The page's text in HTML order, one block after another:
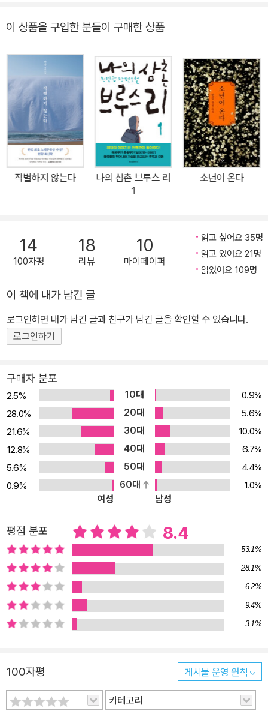
능하다. 미래 전망은 기억을 예언으로 승화하는 일이다. 과거를 재발
견, 재정의하지 않고서는 더 나은 세상을 꿈꿀 수 없다. 문학동네가 한
국문학전집을 새로 엮어내는 이유가 여기에 있다. 문학동네 한국문학
전집은 지난 20년간 문학동네를 통해 독자와 만나온 한국문학의 빛
나는 성취를 우선적으로 선정했다. 하지만 앞으로 세대와 장르 등 범
위를 확대하면서 21세기 한국문학의 정전을 완성하고, 한국문학의 특
수성을 세계문학의 보편성과 접목시키는 매개 역할을 수행해나갈 것
이다. 문학동네 한국문학전집 019 천명관 장편소설 고래 제10회 문
학동네소설상 수상작인, 천명관의 『고래』(2004)는 지금까지의 소설
문법과 그 궤를 전혀 달리하는 작품으로, ‘노파-금복-춘희’로 이어지
담, 사회 괴담, 무협지 등 소설적 토양에 뿌리를 두고 있으면서도 어느
순간 이를 훌쩍 뛰어넘는 이야기들이 꼬리에 꼬리를 물고 이어지면서
한국소설의 외연을 한층 더 확장시켰다는 평가를 받았다. 고래 출간
도하고 구사하는 작가들의 손끝에서 몸을 부풀렸지만, 그럼에도 『고
래』가 구축한 방대한 서사와 생동하는 인물들은 해를 거듭할수록 그
밀도를 더하고 있다. 작가가 (스스로 만든) 이야기꾼의 입을 빌려 쏟
때문이다. 금복을 떠올리면 춘희가 딸려오고, 춘희를 떠올리면 노파
가 따라나오는 마술. 후에 『고래』를 이야기하는 사람들은 어쩌면 조
금씩 다른 버전으로 소설을 기억할지도 모른다. 신화, 영화, 드라마,
연극 등 능수능란하게 장르를 오가며 이야기 꽁무니에 이야기를 달아
둔 천생 소설가 천명관의 스텝은 소설 속 스토리의 변주인 동시에 작
은 세계의 확장의 과정이기도 할 터이다. 『고래』는 단순히 색다른 모
양새의 이야기들을 집약해놓은 소설이 아니라 우리 삶의 문을 쑥 밀
고 들어오는 커다란 머리다. 독자는 그 우거진 머리를 헤치고 맛보고
다듬으며 저마다 찾고 싶은 군상을 발견하고 공감한다.
이 상품을 구입한 분들이 구매한 상품
작별하지 않는다
나의 삼촌 브루스 리
1
소년이 온다
14
100자평
18
리뷰
10
마이페이퍼
읽고 싶어요 35명
읽고 있어요 21명
읽었어요 109명
이 책에 내가 남긴 글
로그인하면 내가 남긴 글과 친구가 남긴 글을 확인할 수 있습니다.
로그인하기
구매자 분포
2.5% 10대
0.9%
28.0%
20대
5.6%
21.6%
30대
10.0%
12.8%
40대
6.7%
5.6%
50대
4.4%
0.9%
60대
1.0%
여성
남성
평점 분포 8.4
53.1%
28.1%
6.2%
9.4%
3.1%
100자평 게시물 운영 원칙
카테고리